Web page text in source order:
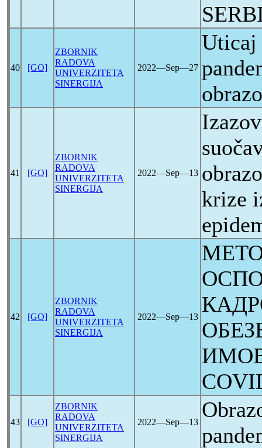
40 [GO]
ZBORNIK
RADOVA
UNIVERZITETA
SINERGIJA
2022―Sep―27
Uticaj
41 [GO]
ZBORNIK
RADOVA
UNIVERZITETA
SINERGIJA
2022―Sep―13
krize
42 [GO]
ZBORNIK
RADOVA
UNIVERZITETA
SINERGIJA
2022―Sep―13
43 [GO]
ZBORNIK
RADOVA
UNIVERZITETA
SINERGIJA
2022―Sep―13